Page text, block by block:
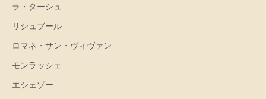
ラ・ターシュ
リシュブール
ロマネ・サン・ヴィヴァン
モンラッシェ
エシェゾー